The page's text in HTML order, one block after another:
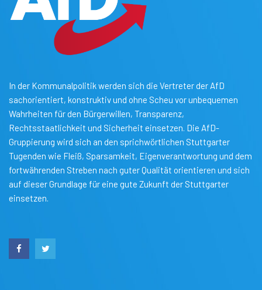
In der Kommunalpolitik werden sich die Vertreter der AfD
sachorientiert, konstruktiv und ohne Scheu vor unbequemen
Wahrheiten für den Bürgerwillen, Transparenz,
Rechtsstaatlichkeit und Sicherheit einsetzen. Die AfD-
Gruppierung wird sich an den sprichwörtlichen Stuttgarter
Tugenden wie Fleiß, Sparsamkeit, Eigenverantwortung und dem
fortwährenden Streben nach guter Qualität orientieren und sich
auf dieser Grundlage für eine gute Zukunft der Stuttgarter
einsetzen.